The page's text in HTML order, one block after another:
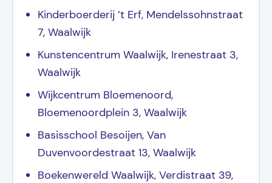
Kinderboerderij ’t Erf, Mendelssohnstraat
7, Waalwijk
Kunstencentrum Waalwijk, Irenestraat 3,
Waalwijk
Wijkcentrum Bloemenoord,
Bloemenoordplein 3, Waalwijk
Basisschool Besoijen, Van
Duvenvoordestraat 13, Waalwijk
Boekenwereld Waalwijk, Verdistraat 39,